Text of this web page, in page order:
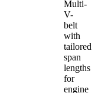
Multi-
V-
belt
with
tailored
span
lengths
for
engine